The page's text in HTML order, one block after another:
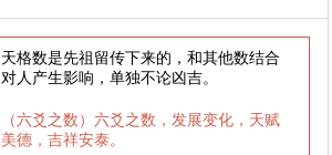
天格数是先祖留传下来的，和其他数结合
对人产生影响，单独不论凶吉。
（六爻之数）六爻之数，发展变化，天赋
美德，吉祥安泰。